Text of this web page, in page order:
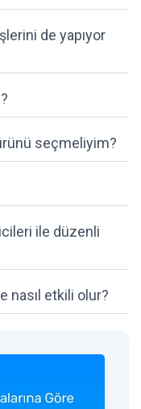
de yapıyor
seçmeliyim?
ile düzenli
nasıl etkili olur?